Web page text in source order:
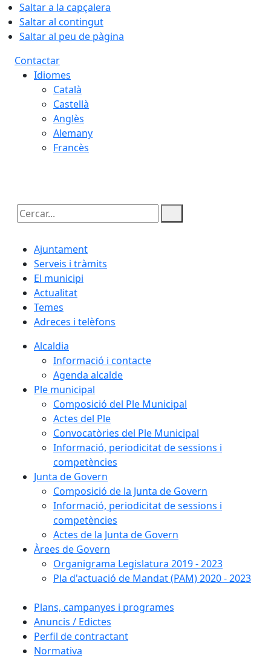
Saltar a la capçalera
Saltar al contingut
Saltar al peu de pàgina
Contactar
Idiomes
Català
Castellà
Anglès
Alemany
Francès
Cercar:
Ajuntament
Serveis i tràmits
El municipi
Actualitat
Temes
Adreces i telèfons
Alcaldia
Informació i contacte
Agenda alcalde
Ple municipal
Composició del Ple Municipal
Actes del Ple
Convocatòries del Ple Municipal
Informació, periodicitat de sessions i
competències
Junta de Govern
Composició de la Junta de Govern
Informació, periodicitat de sessions i
competències
Actes de la Junta de Govern
Àrees de Govern
Organigrama Legislatura 2019 - 2023
Pla d'actuació de Mandat (PAM) 2020 - 2023
Plans, campanyes i programes
Anuncis / Edictes
Perfil de contractant
Normativa